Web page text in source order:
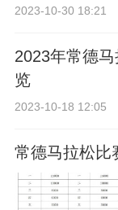
2023-10-30 18:21
2023年常德
览
2023-10-18 12:05
常德马拉松比